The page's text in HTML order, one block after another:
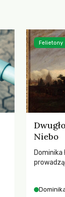
Niebo
Dominika
Felietony